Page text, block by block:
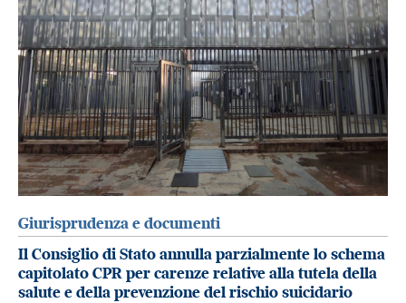
Giurisprudenza e documenti
Il Consiglio di Stato annulla parzialmente lo schema
capitolato CPR per carenze relative alla tutela della
salute e della prevenzione del rischio suicidario